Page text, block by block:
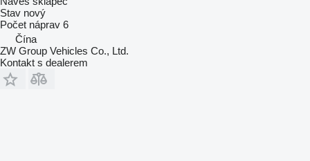
Stav nový
Počet náprav 6
Čína
ZW Group Vehicles Co., Ltd.
Kontakt s dealerem